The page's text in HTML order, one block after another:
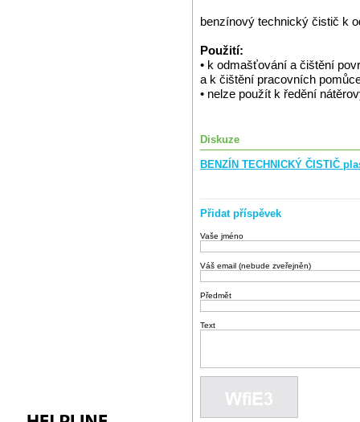
benzínový technický čistič k
Použití:
• k odmašťování a čištění
a k čištění pracovních
• nelze použít k ředění
Diskuze
BENZÍN TECHNICKÝ ČISTIČ
Přidat příspěvek
Vaše jméno
Váš email (nebude zveřejněn)
Předmět
Text